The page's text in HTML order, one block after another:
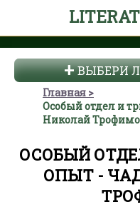
ВЫБЕРИ
Главная
Особый отдел и
Николай
ОСОБЫЙ
ОПЫТ -